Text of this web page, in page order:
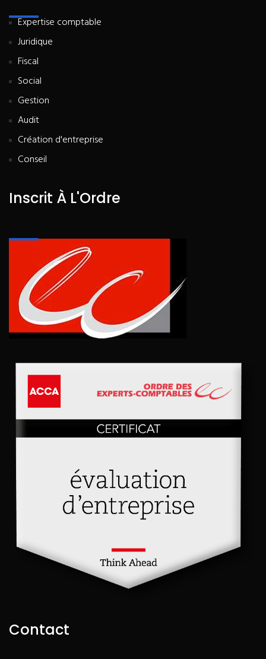
Expertise comptable
Juridique
Fiscal
Social
Gestion
Audit
Création d'entreprise
Conseil
Inscrit À L'Ordre
Contact